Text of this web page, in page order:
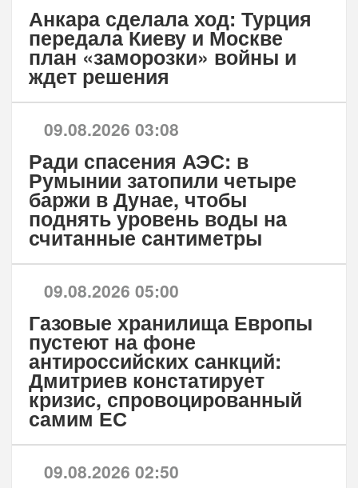
Анкара сделала ход: Турция
передала Киеву и Москве
план «заморозки» войны и
ждет решения
09.08.2026 03:08
Ради спасения АЭС: в
Румынии затопили четыре
баржи в Дунае, чтобы
поднять уровень воды на
считанные сантиметры
09.08.2026 05:00
Газовые хранилища Европы
пустеют на фоне
антироссийских санкций:
Дмитриев констатирует
кризис, спровоцированный
самим ЕС
09.08.2026 02:50